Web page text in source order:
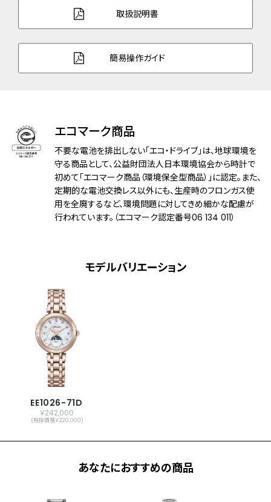
5気圧防水
デザイン特徴
白蝶貝文字板 白蝶貝彫刻
文字板：ダイヤモンド入
充電残量表示機能
充電警告機能
過充電防止機能
時)
日中欧米電波受信
CITIZENご登録で国内保証5年間)
取扱説明書
簡易操作ガイド
エコマーク商品
不要な電池を排出しない「エコ・ドライブ」は、地球環境を
守る商品として、公益財団法人日本環境協会から時計で
初めて「エコマーク商品（環境保全型商品）」に認定。また、
定期的な電池交換レス以外にも、生産時のフロンガス使
用を全廃するなど、環境問題に対してきめ細かな配慮が
行われています。（エコマーク認定番号06 134 011）
モデルバリエーション
EE1026-71D
￥242,000
(税抜価格￥220,000)
あなたにおすすめの商品